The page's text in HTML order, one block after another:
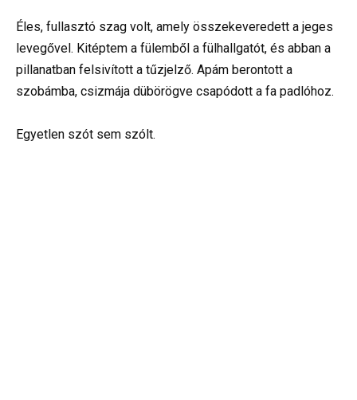
Éles, fullasztó szag volt, amely összekeveredett a jeges
levegővel. Kitéptem a fülemből a fülhallgatót, és abban a
pillanatban felsivított a tűzjelző. Apám berontott a
szobámba, csizmája dübörögve csapódott a fa padlóhoz.
Egyetlen szót sem szólt.